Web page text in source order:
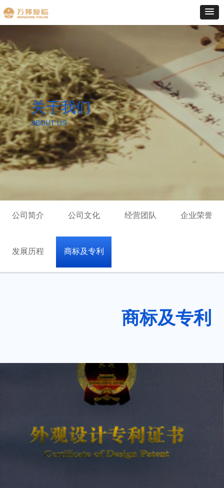
关于我们
ABOUT US
发展历程
公司简介 经营团队
公司文化 企业荣誉
商标及专利
商标及专利